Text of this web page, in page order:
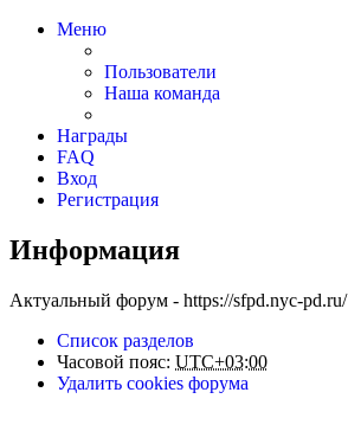
Меню
Пользователи
Наша команда
Награды
FAQ
Вход
Регистрация
Информация
Актуальный форум - https://sfpd.nyc-pd.ru/
Список разделов
Часовой пояс: UTC+03:00
Удалить cookies форума